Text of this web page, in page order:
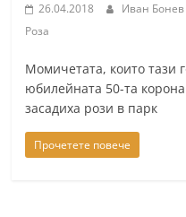
26.04.2018 Иван Бонев
Роза
Момичетата, които тази
юбилейната 50-та
засадиха рози в парк
Прочетете повече